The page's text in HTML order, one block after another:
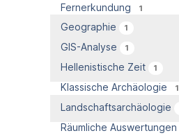
Fernerkundung 1
Geographie 1
GIS-Analyse 1
Hellenistische Zeit 1
Klassische Archäologie 1
Landschaftsarchäologie
Räumliche Auswertungen